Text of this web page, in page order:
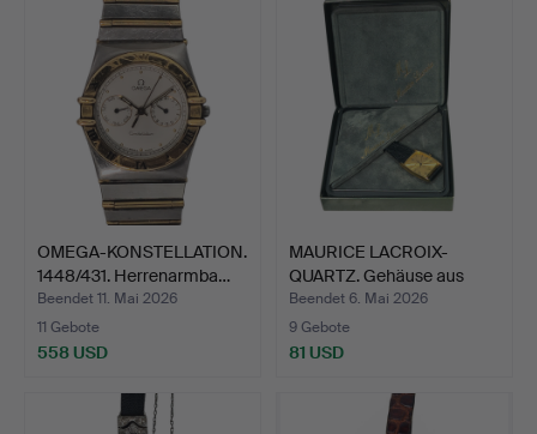
OMEGA-KONSTELLATION.
1448/431. Herrenarmba…
Beendet 11. Mai 2026
11 Gebote
558 USD
MAURICE LACROIX-
QUARTZ. Gehäuse aus
Edelst…
Beendet 6. Mai 2026
9 Gebote
81 USD